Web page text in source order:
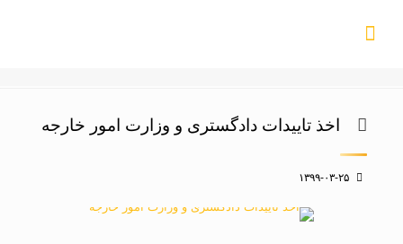
اخذ تاییدات دادگستری و وزارت امور خارجه
۱۳۹۹-۰۳-۲۵